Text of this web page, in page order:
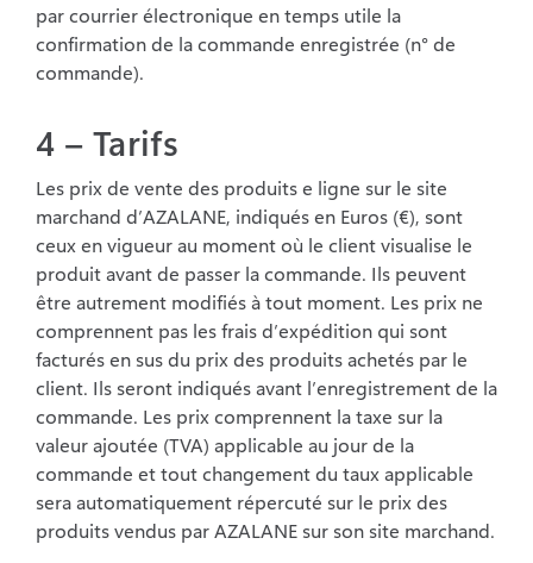
par courrier électronique en temps utile la
confirmation de la commande enregistrée (n° de
commande).
4 – Tarifs
Les prix de vente des produits e ligne sur le site
marchand d’AZALANE, indiqués en Euros (€), sont
ceux en vigueur au moment où le client visualise le
produit avant de passer la commande. Ils peuvent
être autrement modifiés à tout moment. Les prix ne
comprennent pas les frais d’expédition qui sont
facturés en sus du prix des produits achetés par le
client. Ils seront indiqués avant l’enregistrement de la
commande. Les prix comprennent la taxe sur la
valeur ajoutée (TVA) applicable au jour de la
commande et tout changement du taux applicable
sera automatiquement répercuté sur le prix des
produits vendus par AZALANE sur son site marchand.